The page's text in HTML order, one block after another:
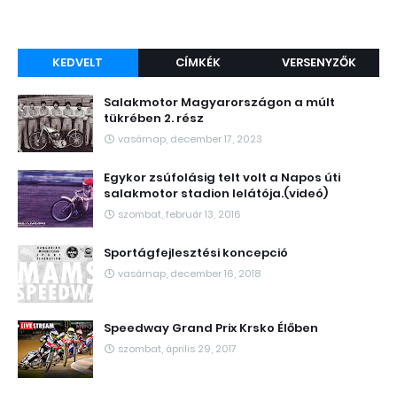
KEDVELT CÍMKÉK VERSENYZŐK
Salakmotor Magyarországon a múlt
tükrében 2. rész
vasárnap, december 17, 2023
Egykor zsúfolásig telt volt a Napos úti
salakmotor stadion lelátója.(videó)
szombat, február 13, 2016
Sportágfejlesztési koncepció
vasárnap, december 16, 2018
Speedway Grand Prix Krsko Élőben
szombat, április 29, 2017